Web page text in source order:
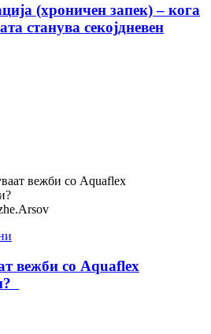
(хроничен запек) – кога
станува секојдневен
вежби со Aquaflex